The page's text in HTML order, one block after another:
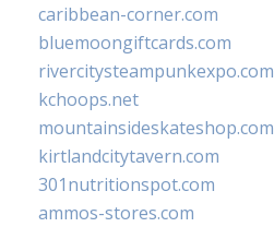
caribbean-corner.com
bluemoongiftcards.com
rivercitysteampunkexpo.com
kchoops.net
mountainsideskateshop.com
kirtlandcitytavern.com
301nutritionspot.com
ammos-stores.com